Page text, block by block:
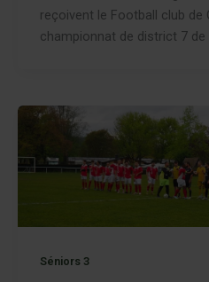
reçoivent le Football club de
championnat de district 7 de
Séniors 3